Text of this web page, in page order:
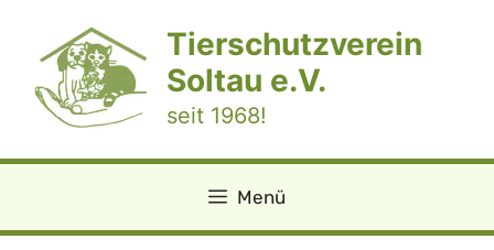
springen
Tierschutzverein
Soltau e.V.
seit 1968!
Menü